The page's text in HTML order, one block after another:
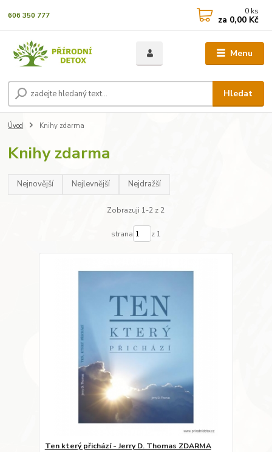
Menu
Hledat
606 350 777 0 ks
za 0,00 Kč
Úvod Knihy zdarma
Knihy zdarma
Nejnovější Nejlevnější Nejdražší
Zobrazuji 1-2 z 2
strana z 1
Ten který přichází - Jerry D. Thomas ZDARMA